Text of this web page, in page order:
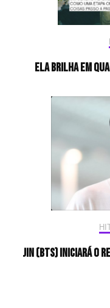
Ela brilha em
Jin (BTS) iniciará o